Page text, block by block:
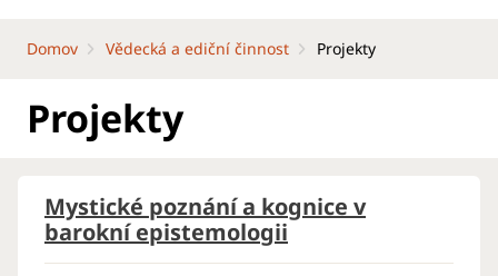
Domov Vědecká a ediční činnost Projekty
Projekty
Mystické poznání a kognice v
barokní epistemologii